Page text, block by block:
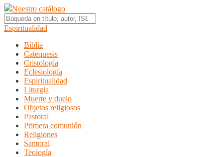
Nuestro catálogo
Espiritualidad
Biblia
Catequesis
Cristología
Eclesiología
Espiritualidad
Liturgia
Muerte y duelo
Objetos religiosos
Pastoral
Primera comunión
Religiones
Santoral
Teología